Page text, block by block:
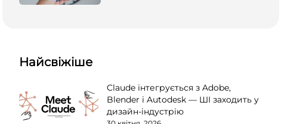
Найсвіжіше
Claude інтегрується з Adobe,
Blender і Autodesk — ШІ заходить у
дизайн-індустрію